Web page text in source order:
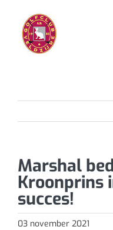
inhoud
Marshal
Kroonprins
succes!
03 november 2021